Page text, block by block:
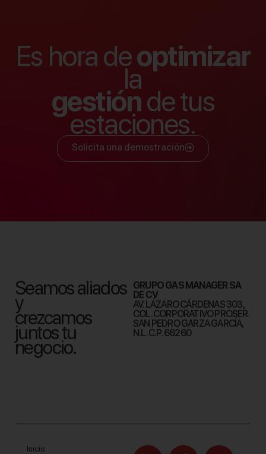
Es hora deoptimizar
la
gestiónde tus
estaciones.
Solicita una demostración
Seamos aliados
y
crezcamos
juntos tu
negocio.
GRUPO GAS MANAGER SA
DE CV
AV. LÁZARO CÁRDENAS 303,
COL. CORPORATIVO PROSER.
SAN PEDRO GARZA GARCÍA,
N.L. C.P. 66260
Inicio